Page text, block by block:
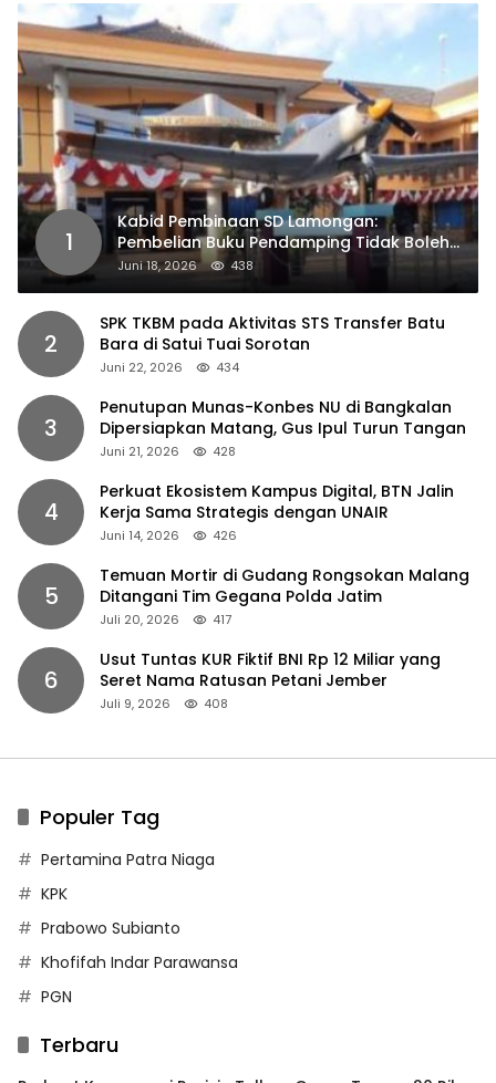
1
Kabid Pembinaan SD Lamongan:
Pembelian Buku Pendamping Tidak Boleh
Dipaksakan
Juni 18, 2026 438
2
SPK TKBM pada Aktivitas STS Transfer Batu
Bara di Satui Tuai Sorotan
Juni 22, 2026 434
3
Penutupan Munas-Konbes NU di Bangkalan
Dipersiapkan Matang, Gus Ipul Turun Tangan
Juni 21, 2026 428
4
Perkuat Ekosistem Kampus Digital, BTN Jalin
Kerja Sama Strategis dengan UNAIR
Juni 14, 2026 426
5
Temuan Mortir di Gudang Rongsokan Malang
Ditangani Tim Gegana Polda Jatim
Juli 20, 2026 417
6
Usut Tuntas KUR Fiktif BNI Rp 12 Miliar yang
Seret Nama Ratusan Petani Jember
Juli 9, 2026 408
Populer Tag
Pertamina Patra Niaga
KPK
Prabowo Subianto
Khofifah Indar Parawansa
PGN
Terbaru